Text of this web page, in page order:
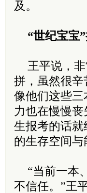
及。
“世纪宝宝
王平说，
拼，虽然很
像他们这些三
力也在慢慢
生报考的话
的生存空间与
“当前一本
不信任。”王